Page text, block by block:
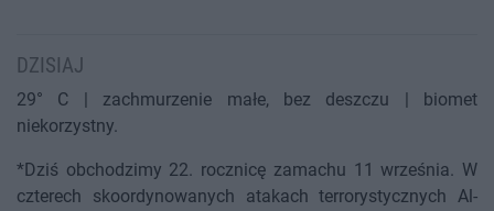
DZISIAJ
29° C | zachmurzenie małe, bez deszczu | biomet
niekorzystny.
*Dziś obchodzimy 22. rocznicę zamachu 11 września. W
czterech skoordynowanych atakach terrorystycznych Al-